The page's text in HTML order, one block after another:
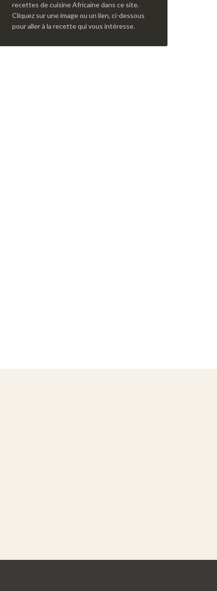
recettes de cuisine Africaine dans ce site.
Cliquez sur une image ou un lien, ci-dessous
pour aller à la recette qui vous intéresse.